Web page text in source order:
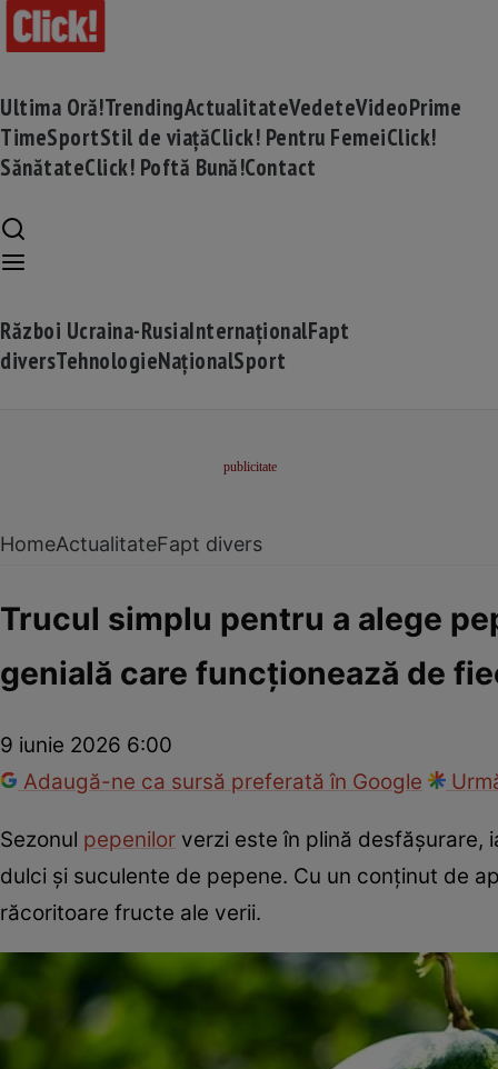
Ultima Oră!TrendingActualitateVedeteVideoPrime
TimeSportStil de viațăClick! Pentru FemeiClick!
SănătateClick! Poftă Bună!Contact
Război Ucraina-RusiaInternaționalFapt
diversTehnologieNaționalSport
HomeActualitateFapt divers
Trucul simplu pentru a alege
genială care funcționează de
9 iunie 2026 6:00
Adaugă-ne ca sursă preferată în Google
Sezonul pepenilor verzi este în plină desfășurare,
dulci și suculente de pepene. Cu un conținut de
răcoritoare fructe ale verii.